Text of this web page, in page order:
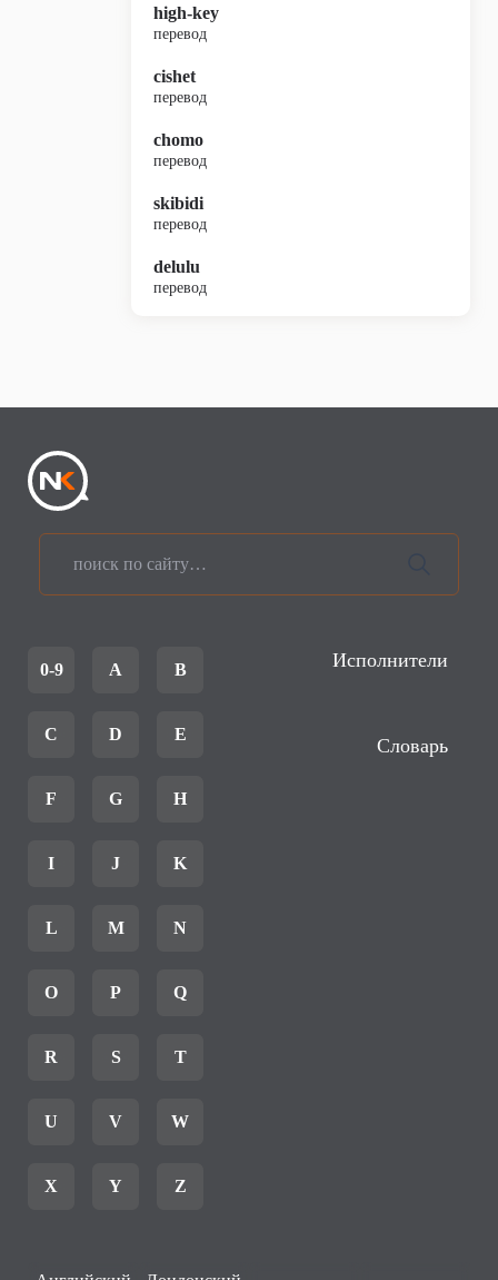
high-key
перевод
cishet
перевод
chomo
перевод
skibidi
перевод
delulu
перевод
0-9 A B
C D E
F G H
I J K
L M N
O P Q
R S T
U V W
X Y Z
Исполнители
Словарь